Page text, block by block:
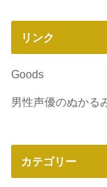
リンク
Goods
男性声優のぬかる
カテゴリー